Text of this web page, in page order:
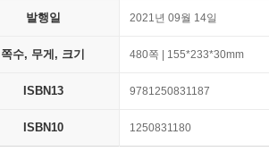
발행일 2021년 09월 14일
쪽수, 무게, 크기 480쪽 | 155*233*30mm
ISBN13 9781250831187
ISBN10 1250831180